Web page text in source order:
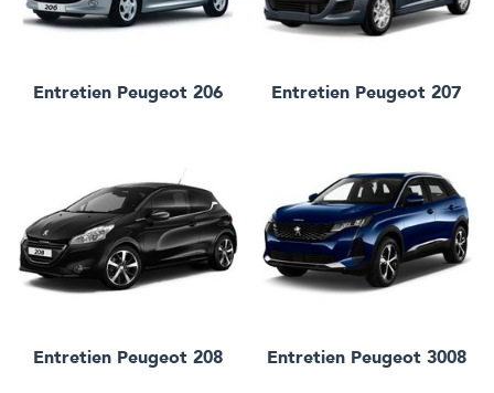
Entretien Peugeot 206 Entretien Peugeot 207
Entretien Peugeot 208 Entretien Peugeot 3008